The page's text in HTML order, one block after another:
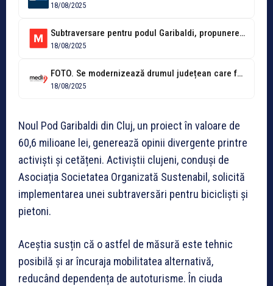
18/08/2025
Subtraversare pentru podul Garibaldi, propunere pentru eficientizarea mobilității alternative
18/08/2025
FOTO. Se modernizează drumul județean care facilitează accesul la Mănăstirea Nicula, Lacul...
18/08/2025
Noul Pod Garibaldi din Cluj, un proiect în valoare de
60,6 milioane lei, generează opinii divergente printre
activiști și cetățeni. Activiștii clujeni, conduși de
Asociația Societatea Organizată Sustenabil, solicită
implementarea unei subtraversări pentru bicicliști și
pietoni.
Aceștia susțin că o astfel de măsură este tehnic
posibilă și ar încuraja mobilitatea alternativă,
reducând dependența de autoturisme. În ciuda